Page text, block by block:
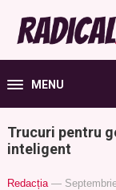
MENU
Trucuri pentru
inteligent
Redacția —